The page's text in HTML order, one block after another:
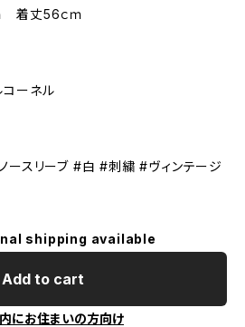
着丈56ｃｍ
ーネル
ースリーブ #白 #刺繍 #ヴィンテージ
shipping available
Add to cart
にお住まいの方向け